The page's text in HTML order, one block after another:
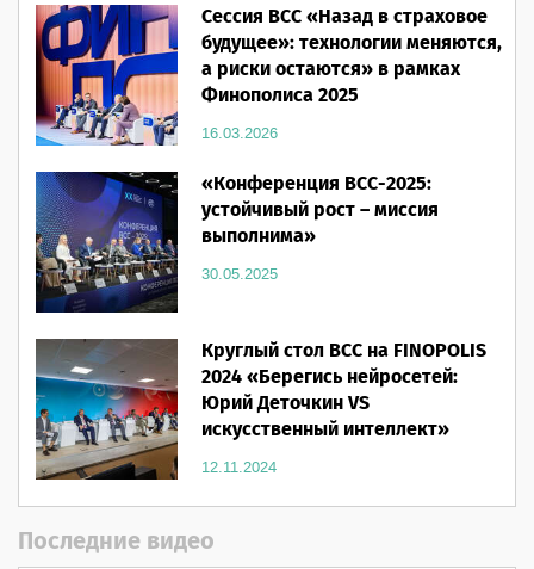
Сессия ВСС «Назад в страховое
будущее»: технологии меняются,
а риски остаются» в рамках
Финополиса 2025
16.03.2026
«Конференция ВСС-2025:
устойчивый рост – миссия
выполнима»
30.05.2025
Круглый стол ВСС на FINOPOLIS
2024 «Берегись нейросетей:
Юрий Деточкин VS
искусственный интеллект»
12.11.2024
Последние видео